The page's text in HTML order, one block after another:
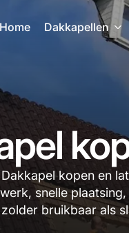
Home Dakkapellen
Dakkapel kopen en
snelle
bruikbaar als